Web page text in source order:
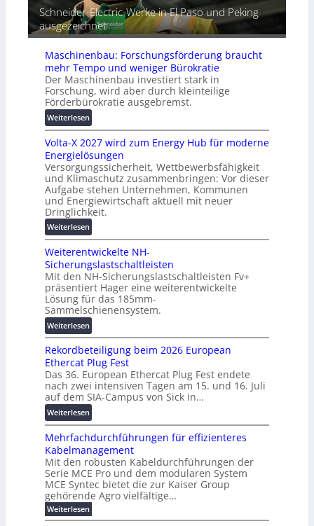
a
t
i
i
e
r
u
n
g
s
l
ö
s
u
n
g
e
n
i
h
e
e
r
ä
e
s
c
h
u
t
z
u
n
d
d
i
g
i
t
a
l
e
T
r
a
n
s
p
a
r
e
n
z
Schneider-Electric-Werke in El Paso und Peking
ausgezeichnet
Maschinenbau: Forschungsförderung braucht
mehr Tempo und weniger Bürokratie
Der Maschinenbau investiert stark in
Forschung, wird aber durch kleinteilige
Förderbürokratie ausgebremst.
Weiterlesen:
M
a
s
c
h
i
n
e
n
b
a
u
:
F
o
r
s
h
u
n
g
s
f
r
d
e
r
u
n
g
Volta-X 2027 wird zum Energy Hub für moderne
Energielösungen
Versorgungssicherheit, Wettbewerbsfähigkeit
und Klimaschutz zusammenbringen: Vor dieser
Aufgabe stehen Unternehmen, Kommunen
und Energiewirtschaft aktuell mit neuer
Dringlichkeit.
Weiterlesen:
V
o
l
t
a
-
X
2
0
2
7
w
i
r
d
z
u
m
E
n
e
r
g
Weiterentwickelte NH-
Sicherungslastschaltleisten
Mit den NH-Sicherungslastschaltleisten Fv+
präsentiert Hager eine weiterentwickelte
Lösung für das 185mm-
Sammelschienensystem.
Weiterlesen:
W
e
i
t
e
r
e
n
t
w
i
c
k
e
l
Rekordbeteiligung beim 2026 European
Ethercat Plug Fest
Das 36. European Ethercat Plug Fest endete
nach zwei intensiven Tagen am 15. und 16. Juli
auf dem SIA-Campus von Sick in…
Weiterlesen:
R
e
k
o
r
d
b
e
Mehrfachdurchführungen für effizienteres
Kabelmanagement
Mit den robusten Kabeldurchführungen der
Serie MCE Pro und dem modularen System
MCE Syntec bietet die zur Kaiser Group
gehörende Agro vielfältige…
Weiterlesen:
M